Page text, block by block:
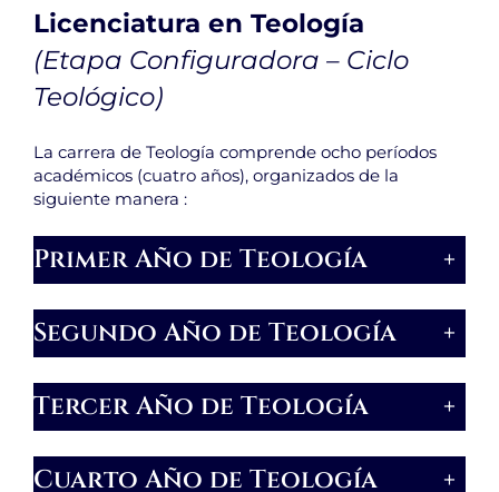
Licenciatura en Teología
(Etapa Configuradora – Ciclo
Teológico)
La carrera de Teología comprende ocho períodos
académicos (cuatro años), organizados de la
siguiente manera :
Primer Año de Teología +
Segundo Año de Teología +
Tercer Año de Teología +
Cuarto Año de Teología +